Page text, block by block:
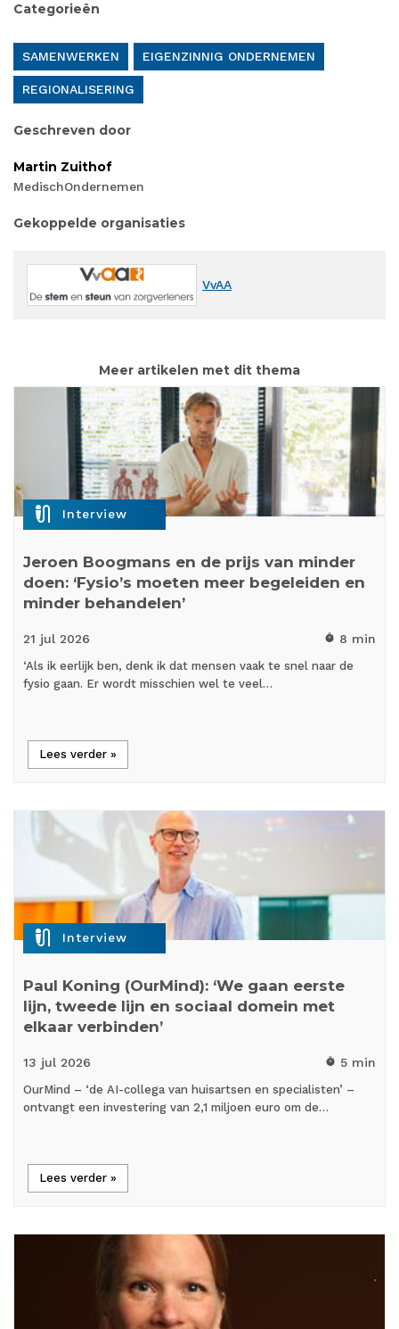
Categorieën
SAMENWERKEN EIGENZINNIG ONDERNEMEN
REGIONALISERING
Geschreven door
Martin Zuithof
MedischOndernemen
Gekoppelde organisaties
VvAA
Meer artikelen met dit thema
mic_external_on Interview
Jeroen Boogmans en de prijs van minder
doen: ‘Fysio’s moeten meer begeleiden en
minder behandelen’
21 jul 2026 timer 8 min
‘Als ik eerlijk ben, denk ik dat mensen vaak te snel naar de
fysio gaan. Er wordt misschien wel te veel…
Lees verder »
mic_external_on Interview
Paul Koning (OurMind): ‘We gaan eerste
lijn, tweede lijn en sociaal domein met
elkaar verbinden’
13 jul 2026 timer 5 min
OurMind – ‘de AI-collega van huisartsen en specialisten’ –
ontvangt een investering van 2,1 miljoen euro om de…
Lees verder »